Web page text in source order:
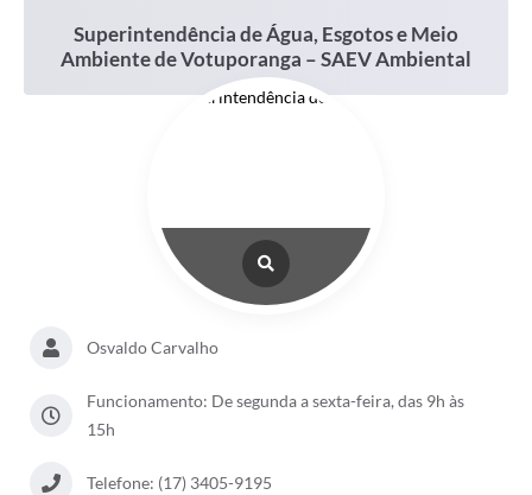
Diário Oficial
Arquivos para Download
Contas Públicas
Legislação
Perguntas Frequentes
Transparência
Superintendência de Água, Esgotos e Meio
Ambiente de Votuporanga – SAEV Ambiental
Osvaldo Carvalho
Funcionamento: De segunda a sexta-feira, das 9h às
15h
Telefone: (17) 3405-9195